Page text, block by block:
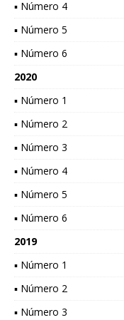
▪ Número 4
▪ Número 5
▪ Número 6
2020
▪ Número 1
▪ Número 2
▪ Número 3
▪ Número 4
▪ Número 5
▪ Número 6
2019
▪ Número 1
▪ Número 2
▪ Número 3